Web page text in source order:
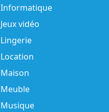
Informatique
Jeux vidéo
Lingerie
Location
Maison
Meuble
Musique